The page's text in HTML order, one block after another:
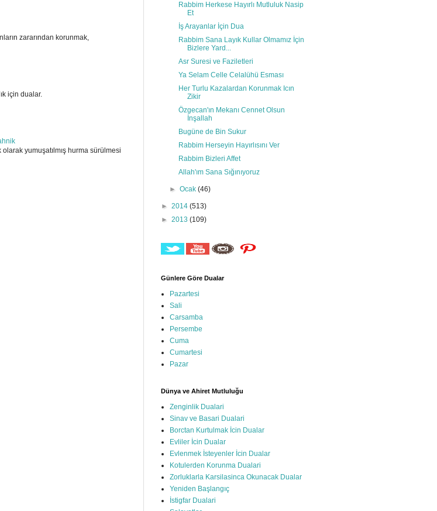
zararından korunmak,
için dualar.
yumuşatılmış hurma sürülmesi
Rabbim Herkese Hayırlı Mutluluk Nasip
Et
İş Arayanlar İçin Dua
Rabbim Sana Layık Kullar Olmamız İçin
Bizlere Yard...
Asr Suresi ve Faziletleri
Ya Selam Celle Celalühü Esması
Her Turlu Kazalardan Korunmak Icın
Zikir
Özgecan'ın Mekanı Cennet Olsun
İnşallah
Bugüne de Bin Sukur
Rabbim Herseyin Hayırlısını Ver
Rabbim Bizleri Affet
Allah'ım Sana Sığınıyoruz
►Ocak(46)
► 2014 (513)
► 2013 (109)
Günlere Göre Dualar
Pazartesi
Sali
Carsamba
Persembe
Cuma
Cumartesi
Pazar
Dünya ve Ahiret Mutluluğu
Zenginlik Dualari
Sinav ve Basari Dualari
Borctan Kurtulmak İcin Dualar
Evliler İcin Dualar
Evlenmek İsteyenler İcin Dualar
Kotulerden Korunma Dualari
Zorluklarla Karsilasinca Okunacak Dualar
Yeniden Başlangıç
İstigfar Dualari